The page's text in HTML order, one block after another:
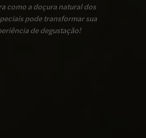
como a doçura natural dos
pode transformar sua
de degustação!